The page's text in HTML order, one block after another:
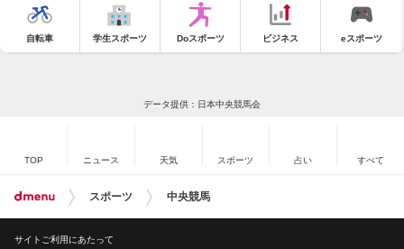
自転車 学生スポーツ Doスポーツ ビジネス eスポーツ
データ提供：日本中央競馬会
TOP ニュース 天気 スポーツ 占い すべて
スポーツ 中央競馬
サイトご利用にあたって